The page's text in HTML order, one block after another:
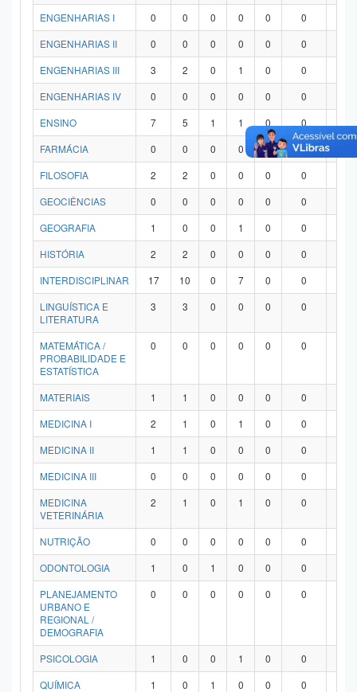
ENGENHARIAS I
0 0 0 0 0 0
ENGENHARIAS II
0 0 0 0 0 0
ENGENHARIAS III
3 2 0 1 0 0
ENGENHARIAS IV
0 0 0 0 0 0
ENSINO
7 5 1 1 0 0
FARMÁCIA
0 0 0 0 0 0
FILOSOFIA
2 2 0 0 0 0
GEOCIÊNCIAS
0 0 0 0 0 0
GEOGRAFIA
1 0 0 1 0 0
HISTÓRIA
2 2 0 0 0 0
INTERDISCIPLINAR
17 10 0 7 0 0
LINGUÍSTICA E
LITERATURA
3 3 0 0 0 0
MATEMÁTICA /
PROBABILIDADE E
ESTATÍSTICA
0 0 0 0 0 0
MATERIAIS 1 1 0 0 0 0
MEDICINA I
2 1 0 1 0 0
MEDICINA II
1 1 0 0 0 0
MEDICINA III
0 0 0 0 0 0
MEDICINA
VETERINÁRIA
2 1 0 1 0 0
NUTRIÇÃO 0 0 0 0 0 0
ODONTOLOGIA
1 0 1 0 0 0
PLANEJAMENTO
URBANO E
REGIONAL /
DEMOGRAFIA
0 0 0 0 0 0
PSICOLOGIA 1 0 0 1 0 0
QUÍMICA
1 0 1 0 0 0